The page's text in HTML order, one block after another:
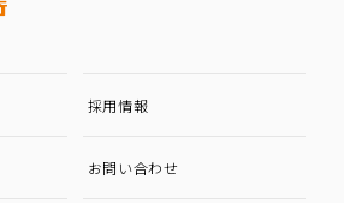
採用情報
お問い合わせ